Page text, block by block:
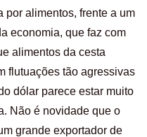
por alimentos, frente a um
economia, que faz com
alimentos da cesta
flutuações tão agressivas
dólar parece estar muito
Não é novidade que o
grande exportador de